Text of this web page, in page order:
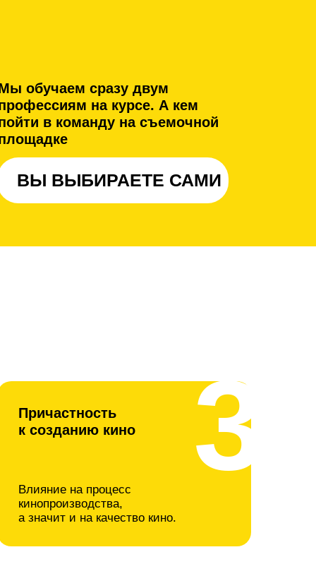
ВЫ ВЫБИРАЕТЕ САМИ
обучаем сразу двум
на курсе. А кем
в команду на съемочной
Причастность
к созданию кино
Влияние на процесс
кинопроизводства,
а значит и на качество кино.
3